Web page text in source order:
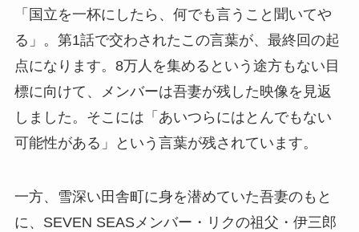
「国立を一杯にしたら、何でも言うこと聞いてや
る」。第1話で交わされたこの言葉が、最終回の起
点になります。8万人を集めるという途方もない目
標に向けて、メンバーは吾妻が残した映像を見返
しました。そこには「あいつらにはとんでもない
可能性がある」という言葉が残されています。
一方、雪深い田舎町に身を潜めていた吾妻のもと
に、SEVEN SEASメンバー・リクの祖父・伊三郎